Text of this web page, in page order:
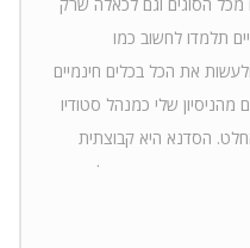
תלמדו לחשוב כמו
את הכל בכלים חינמיים
שלי כמנהל סטודיו
הסדנא היא קבוצתית
עם מחשב נייד תתקיים במהלך חודש